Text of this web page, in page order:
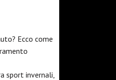
Ecco come
sport invernali,